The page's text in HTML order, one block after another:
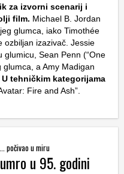
za izvorni scenarij i
film. Michael B. Jordan
glumca, iako Timothée
ozbiljan izazivač. Jessie
glumicu, Sean Penn (“One
glumca, a Amy Madigan
U tehničkim kategorijama
Fire and Ash”.
počivao u miru
u 95. godini